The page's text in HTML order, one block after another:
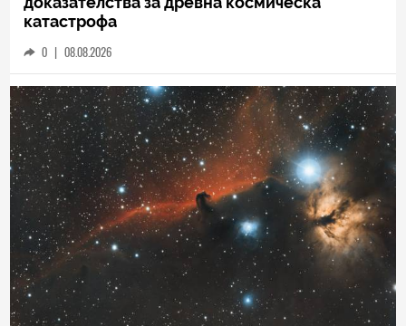
катастрофа
0 | 08.08.2026